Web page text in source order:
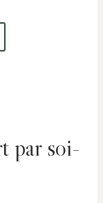
par soi-